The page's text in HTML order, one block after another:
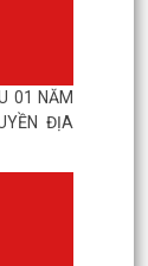
01 NĂM
ĐỊA